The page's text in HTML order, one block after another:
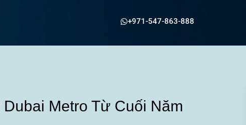
+971-547-863-888
Metro Từ Cuối Năm